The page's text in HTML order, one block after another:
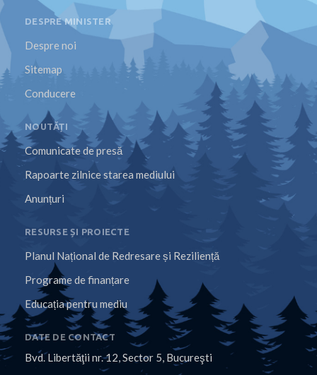
DESPRE MINISTER
Despre noi
Sitemap
Conducere
NOUTĂȚI
Comunicate de presă
Rapoarte zilnice starea mediului
Anunțuri
RESURSE ȘI PROIECTE
Planul Național de Redresare și Reziliență
Programe de finanțare
Educația pentru mediu
DATE DE CONTACT
Bvd. Libertăţii nr. 12, Sector 5, Bucureşti